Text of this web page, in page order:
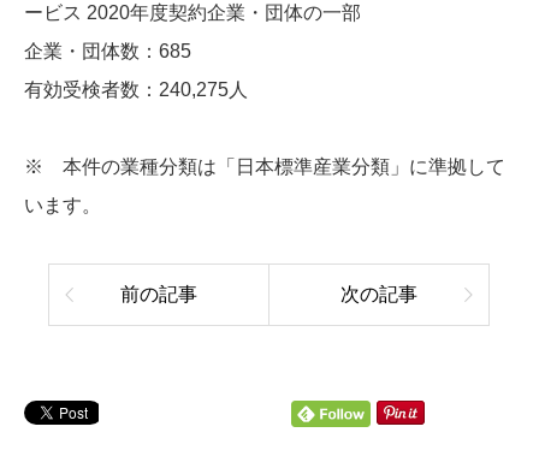
ービス 2020年度契約企業・団体の一部
企業・団体数：685
有効受検者数：240,275人
※ 本件の業種分類は「日本標準産業分類」に準拠して
います。
前の記事 次の記事